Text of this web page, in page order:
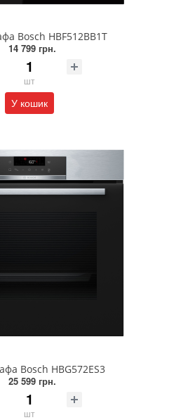
Bosch HBF512BB1T
14 799 грн.
шт
У кошик
Bosch HBG572ES3
25 599 грн.
шт